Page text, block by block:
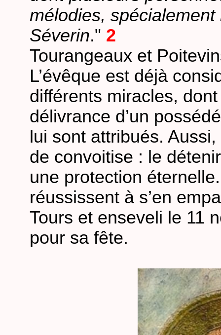
mélodies,
Séverin." 2
Tourangeaux et
L’évêque est déjà
différents miracles,
délivrance d’un
lui sont attribués.
de convoitise : le
une protection
réussissent à s’en
Tours et enseveli le 11
pour sa fête.